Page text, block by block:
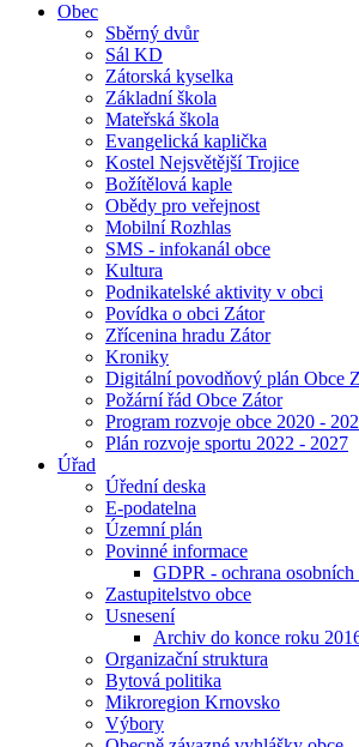
Obec
Sběrný dvůr
Sál KD
Zátorská kyselka
Základní škola
Mateřská škola
Evangelická kaplička
Kostel Nejsvětější Trojice
Božítělová kaple
Obědy pro veřejnost
Mobilní Rozhlas
SMS - infokanál obce
Kultura
Podnikatelské aktivity v obci
Povídka o obci Zátor
Zřícenina hradu Zátor
Kroniky
Digitální povodňový plán Obce
Požární řád Obce Zátor
Program rozvoje obce 2020 -
Plán rozvoje sportu 2022 - 2027
Úřad
Úřední deska
E-podatelna
Územní plán
Povinné informace
GDPR - ochrana osobních
Zastupitelstvo obce
Usnesení
Archiv do konce roku
Organizační struktura
Bytová politika
Mikroregion Krnovsko
Výbory